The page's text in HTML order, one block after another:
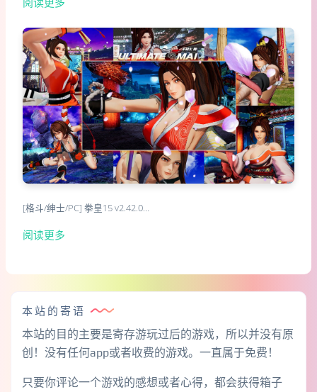
[格斗/绅士/PC] 拳皇15 v2.42.0…
阅读更多
本站的寄语
本站的目的主要是寄存游玩过后的游戏，所以并没有原
创！没有任何app或者收费的游戏。一直属于免费！
只要你评论一个游戏的感想或者心得，都会获得箱子